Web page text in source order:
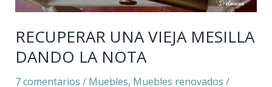
RECUPERAR UNA VIEJA MESILLA
DANDO LA NOTA
7 comentarios / Muebles, Muebles renovados /